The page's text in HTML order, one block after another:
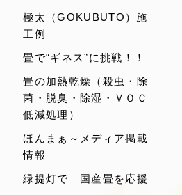
極太（GOKUBUTO）施
工例
畳で“ギネス”に挑戦！！
畳の加熱乾燥（殺虫・除
菌・脱臭・除湿・ＶＯＣ
低減処理）
ほんまぁ～メディア掲載
情報
緑提灯で 国産畳を応援